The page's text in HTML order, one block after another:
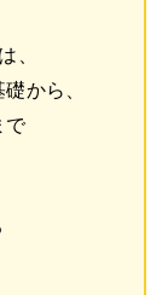
、
から、
で